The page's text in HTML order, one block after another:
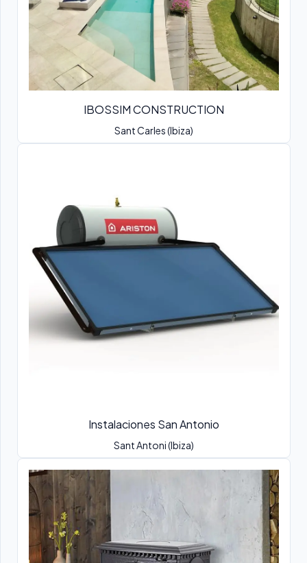
IBOSSIM CONSTRUCTION
Sant Carles (Ibiza)
Instalaciones San Antonio
Sant Antoni (Ibiza)